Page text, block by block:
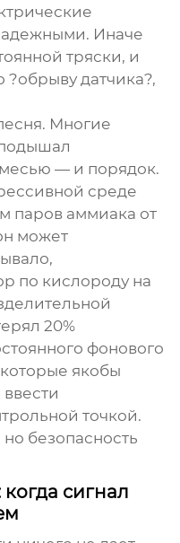
Иначе
тряски, и
?обрыву датчика?,
Многие
— и порядок.
среде
паров аммиака от
может
по кислороду на
20%
фонового
якобы
точкой.
безопасность
сигнал